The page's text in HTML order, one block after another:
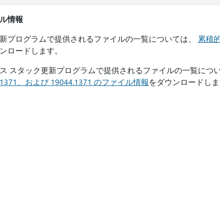
情報
プログラムで提供されるファイルの一覧については、 累積
ロードします。
スタック更新プログラムで提供されるファイルの一覧につ
、および 19044.1371 のファイル情報をダウンロードし